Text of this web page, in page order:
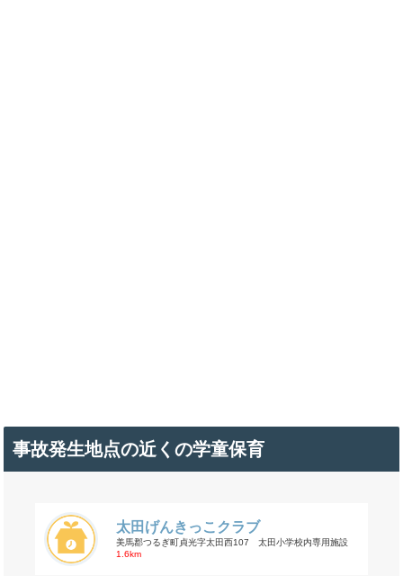
事故発生地点の近くの学童保育
太田げんきっこクラブ
美馬郡つるぎ町貞光字太田西107 太田小学校内専用施設
1.6km